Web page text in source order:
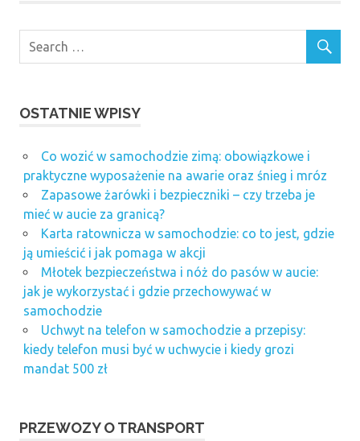
OSTATNIE WPISY
Co wozić w samochodzie zimą: obowiązkowe i
praktyczne wyposażenie na awarie oraz śnieg i mróz
Zapasowe żarówki i bezpieczniki – czy trzeba je
mieć w aucie za granicą?
Karta ratownicza w samochodzie: co to jest, gdzie
ją umieścić i jak pomaga w akcji
Młotek bezpieczeństwa i nóż do pasów w aucie:
jak je wykorzystać i gdzie przechowywać w
samochodzie
Uchwyt na telefon w samochodzie a przepisy:
kiedy telefon musi być w uchwycie i kiedy grozi
mandat 500 zł
PRZEWOZY O TRANSPORT